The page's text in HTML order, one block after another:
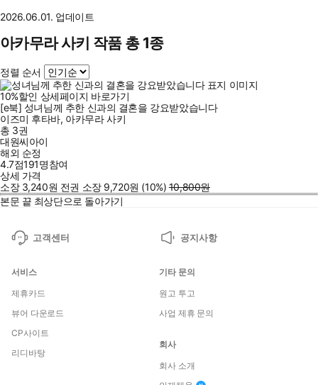
2026.06.01. 업데이트
아카무라 사키 작품 총 1종
정렬 순서
10%할인 상세페이지 바로가기
[e북] 성녀님께 추한 신과의 결혼을 강요받았습니다
이즈미 후타바, 아카무라 사키
총 3권
대원씨아이
해외 순정
4.7점191명참여
상세 가격
소장 3,240원 전권 소장 9,720원 (10%) 10,800원
본문 끝 최상단으로 돌아가기
고객센터 공지사항
서비스
제휴카드
뷰어 다운로드
CP사이트
리디바탕
기타 문의
원고 투고
사업 제휴 문의
회사
회사 소개